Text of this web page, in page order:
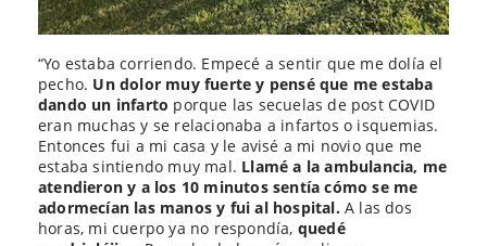
“Yo estaba corriendo. Empecé a sentir que me dolía el
pecho. Un dolor muy fuerte y pensé que me estaba
dando un infarto porque las secuelas de post COVID
eran muchas y se relacionaba a infartos o isquemias.
Entonces fui a mi casa y le avisé a mi novio que me
estaba sintiendo muy mal. Llamé a la ambulancia, me
atendieron y a los 10 minutos sentía cómo se me
adormecían las manos y fui al hospital.A las dos
horas, mi cuerpo ya no respondía, quedé